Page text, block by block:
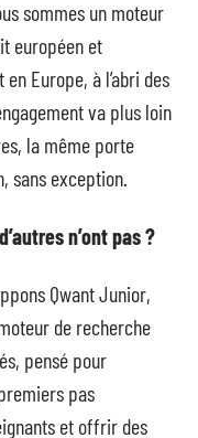
sommes un moteur
européen et
Europe, à l’abri des
va plus loin
la même porte
sans exception.
n’ont pas ?
Qwant Junior,
de recherche
pensé pour
pas
et offrir des